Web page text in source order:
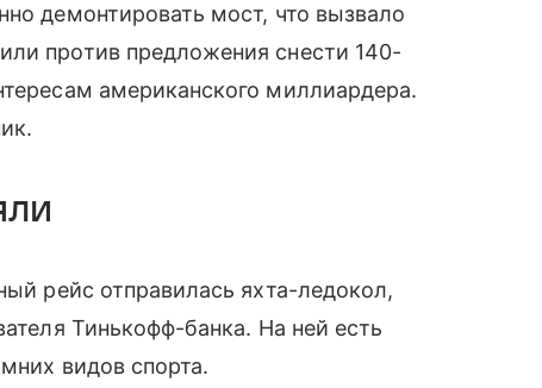
демонтировать мост, что вызвало
противпредложения снести 140-
американского миллиардера.
рейс отправилась яхта-ледокол,
Тинькофф-банка. На ней есть
видов спорта.